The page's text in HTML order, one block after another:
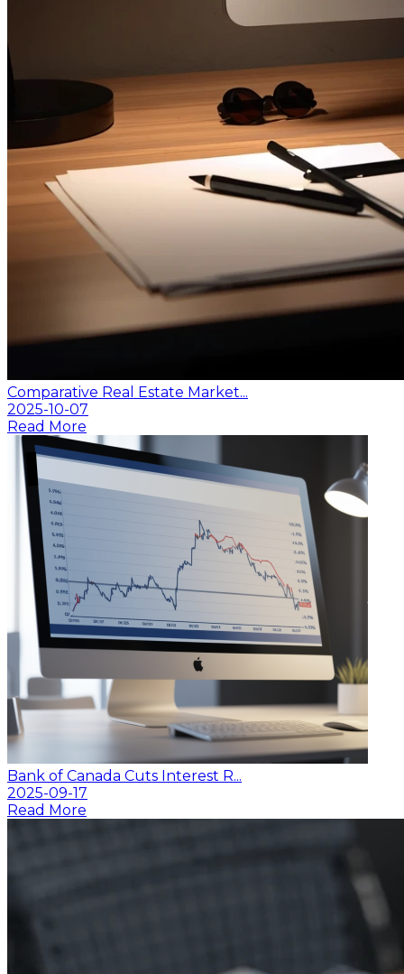
Comparative Real Estate Market...
2025-10-07
Read More
Bank of Canada Cuts Interest R...
2025-09-17
Read More